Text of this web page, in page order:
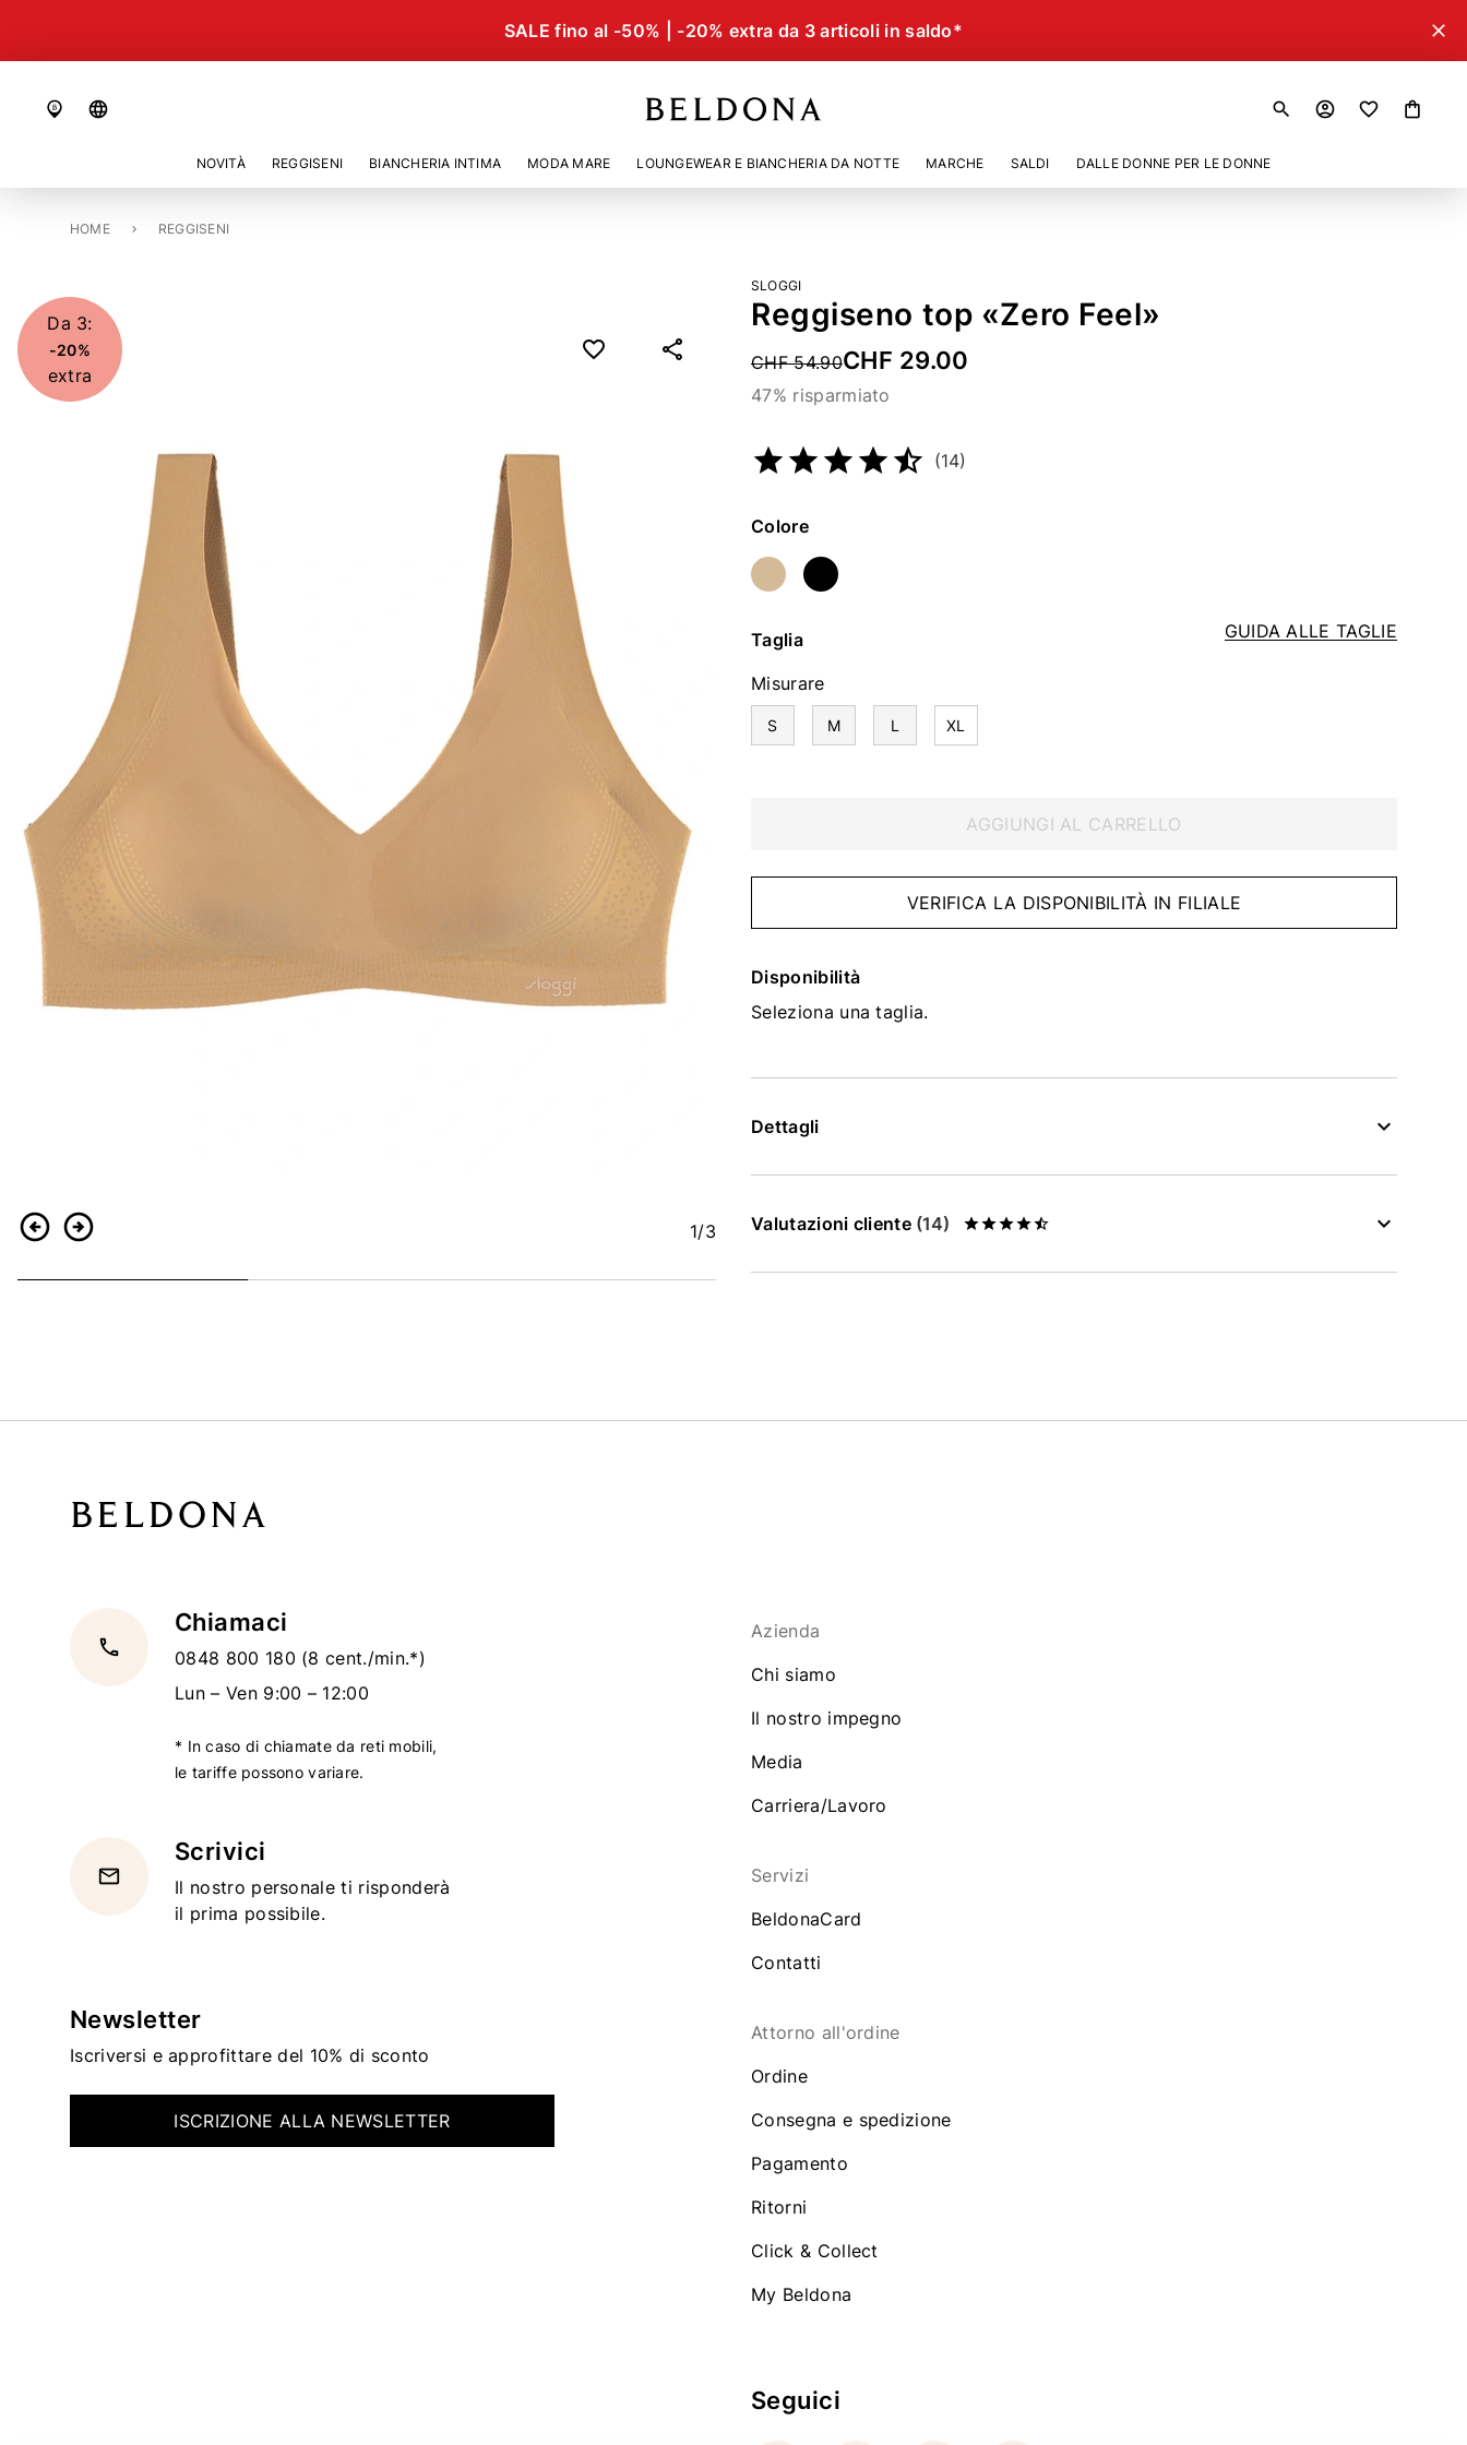
SALE fino al -50% | -20% extra da 3 articoli in saldo* close
language search account_circle shopping_bag
NOVITÀ REGGISENI BIANCHERIA INTIMA MODA MARE LOUNGEWEAR E BIANCHERIA DA NOTTE MARCHE SALDI DALLE DONNE PER LE DONNE
HOME REGGISENI
REGGISENO TOP «ZERO FEEL»
IndietroContinua 1/3
Da 3:
-20%
extra
SLOGGI
Reggiseno top «Zero Feel»
Price reduced from
CHF 54.90CHF 29.00
47% risparmiato
(14)
Colore
GUIDA ALLE TAGLIE
Taglia
Misurare
S M L XL
AGGIUNGI AL CARRELLO
VERIFICA LA DISPONIBILITÀ IN FILIALE
Disponibilità
Seleziona una taglia.
Dettagli
Valutazioni cliente (14)
local_phone
Chiamaci
0848 800 180 (8 cent./min.*)
Lun – Ven 9:00 – 12:00
* In caso di chiamate da reti mobili,
le tariffe possono variare.
email
Scrivici
Il nostro personale ti risponderà
il prima possibile.
Newsletter
Iscriversi e approfittare del 10% di sconto
ISCRIZIONE ALLA NEWSLETTER
Azienda
Chi siamo
Il nostro impegno
Media
Carriera/Lavoro
Servizi
BeldonaCard
Contatti
Attorno all'ordine
Ordine
Consegna e spedizione
Pagamento
Ritorni
Click & Collect
My Beldona
Seguici